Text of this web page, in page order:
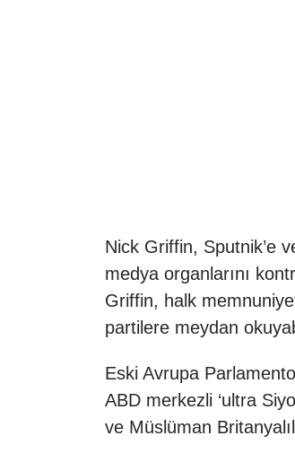
Nick Griffin, Sputnik’e
medya organlarını
Griffin, halk
partilere meydan
Eski Avrupa
ABD merkezli ‘ultra
ve Müslüman